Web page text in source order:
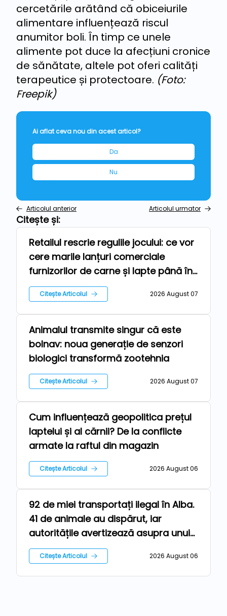
cercetările arătând că obiceiurile
alimentare influențează riscul
anumitor boli. În timp ce unele
alimente pot duce la afecțiuni cronice
de sănătate, altele pot oferi calități
terapeutice și protectoare. (Foto:
Freepik)
Ai aflat ceva nou din acest articol?
Da
Nu
Articolul anterior Articolul urmator
Citește și:
Repere
Retailul rescrie regulile jocului: ce vor
cere marile lanțuri comerciale
furnizorilor de carne și lapte până în
2030
Citește Articolul 2026 August 07
Tehnologii
Animalul transmite singur că este
bolnav: noua generație de senzori
biologici transformă zootehnia
Citește Articolul 2026 August 07
Stiri
Cum influențează geopolitica prețul
laptelui și al cărnii? De la conflicte
armate la raftul din magazin
Citește Articolul 2026 August 06
Ferma
92 de miei transportați ilegal în Alba.
41 de animale au dispărut, iar
autoritățile avertizează asupra unui
risc epidemiologic major
Citește Articolul 2026 August 06